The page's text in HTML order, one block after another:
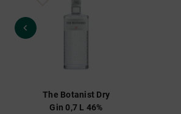
The Botanist Dry
Gin 0,7 L 46%